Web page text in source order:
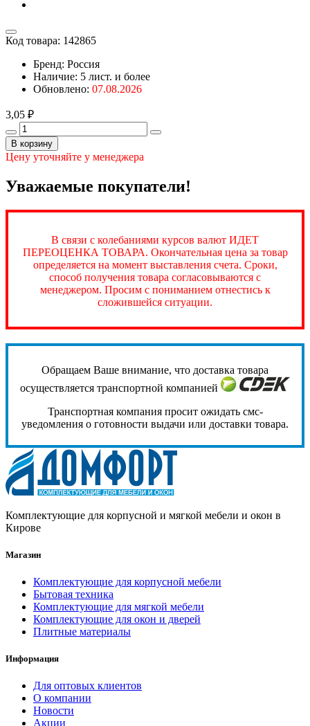
Код товара: 142865
Бренд: Россия
Наличие: 5 лист. и более
Обновлено: 07.08.2026
3,05 ₽
В корзину
Цену уточняйте у менеджера
Уважаемые покупатели!
В связи с колебаниями курсов валют ИДЕТ
ПЕРЕОЦЕНКА ТОВАРА. Окончательная цена за товар
определяется на момент выставления счета. Сроки,
способ получения товара согласовываются с
менеджером. Просим с пониманием отнестись к
сложившейся ситуации.
Обращаем Ваше внимание, что доставка товара
осуществляется транспортной компанией
Транспортная компания просит ожидать смс-
уведомления о готовности выдачи или доставки товара.
Комплектующие для корпусной и мягкой мебели и окон в
Кирове
Магазин
Комплектующие для корпусной мебели
Бытовая техника
Комплектующие для мягкой мебели
Комплектующие для окон и дверей
Плитные материалы
Информация
Для оптовых клиентов
О компании
Новости
Акции